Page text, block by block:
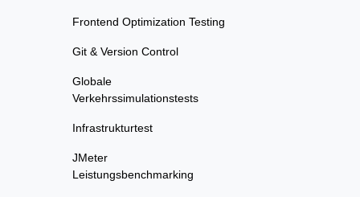
Frontend Optimization Testing
Git & Version Control
Globale
Verkehrssimulationstests
Infrastrukturtest
JMeter
Leistungsbenchmarking